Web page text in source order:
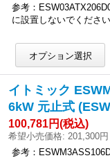
参考：
に設置しないでくださ
イトミック
6kW 元止式
100,781円(税込)
希望小売価格: 201,300円
参考：